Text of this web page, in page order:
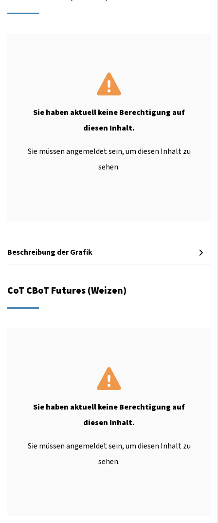
Sie haben aktuell keine Berechtigung auf
diesen Inhalt.
Sie müssen angemeldet sein, um diesen Inhalt zu
sehen.
Beschreibung der Grafik
CoT CBoT Futures (Weizen)
Sie haben aktuell keine Berechtigung auf
diesen Inhalt.
Sie müssen angemeldet sein, um diesen Inhalt zu
sehen.